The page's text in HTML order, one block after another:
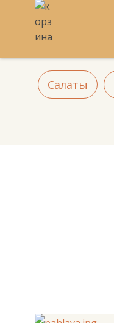
Салаты